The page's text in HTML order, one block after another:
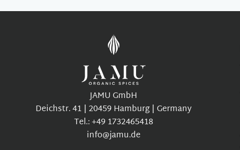
JAMU GmbH
Deichstr. 41 | 20459 Hamburg | Germany
Tel.: +49 1732465418
info@jamu.de